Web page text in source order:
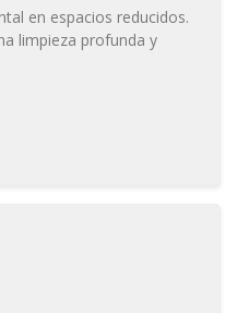
en espacios reducidos.
limpieza profunda y